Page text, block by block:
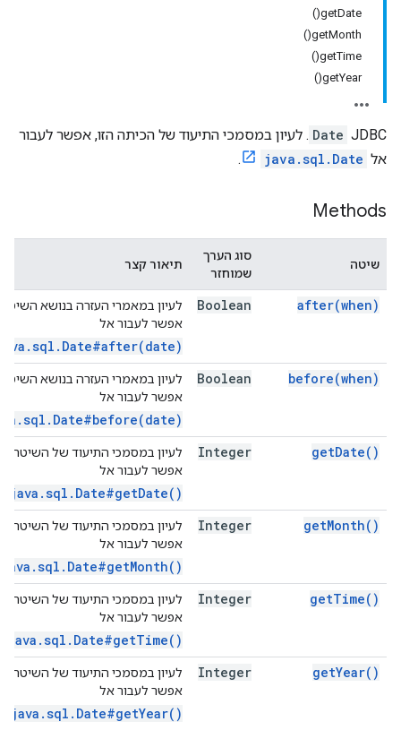
getDate()
getMonth()
getTime()
getYear()
‫JDBC
Date . לעיון במסמכי התיעוד של הכיתה הזו, אפשר לעבור
אל java.sql.Date
.
Methods
שיטה
סוג הערך
שמוחזר
תיאור קצר
after(when)
Boolean
לעיון במאמרי העזרה בנושא השיטה
אפשר לעבור אל
before(when)
Boolean
לעיון במאמרי העזרה בנושא השיטה
אפשר לעבור אל
getDate( )
Integer
לעיון במסמכי התיעוד של השיטה
אפשר לעבור אל
java.sql.Date#getDate()
getMonth( )
Integer
לעיון במסמכי התיעוד של השיטה
אפשר לעבור אל
java.sql.Date#getMonth()
getTime( )
Integer
לעיון במסמכי התיעוד של השיטה
אפשר לעבור אל
java.sql.Date#getTime()
getYear( )
Integer
לעיון במסמכי התיעוד של השיטה
אפשר לעבור אל
java.sql.Date#getYear()